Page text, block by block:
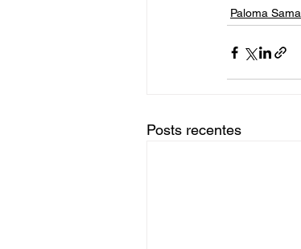
Paloma Sama
Posts recentes